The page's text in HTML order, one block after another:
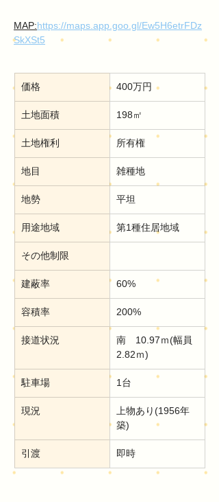
MAP:https://maps.app.goo.gl/Ew5H6etrFDz
SkXSt5
価格 400万円
土地面積 198㎡
土地権利 所有権
地目 雑種地
地勢 平坦
用途地域 第1種住居地域
その他制限
建蔽率 60%
容積率 200%
接道状況
南　10.97ｍ(幅員
2.82ｍ)
駐車場 1台
現況
上物あり(1956年
築)
引渡 即時